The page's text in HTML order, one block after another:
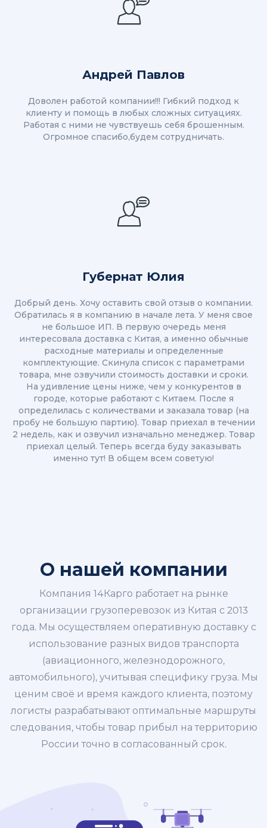
Андрей Павлов
Доволен работой компании!!! Гибкий подход к
клиенту и помощь в любых сложных ситуациях.
Работая с ними не чувствуешь себя брошенным.
Огромное спасибо,будем сотрудничать.
Губернат Юлия
Добрый день. Хочу оставить свой отзыв о компании.
Обратилась я в компанию в начале лета. У меня свое
не большое ИП. В первую очередь меня
интересовала доставка с Китая, а именно обычные
расходные материалы и определенные
комплектующие. Скинула список с параметрами
товара, мне озвучили стоимость доставки и сроки.
На удивление цены ниже, чем у конкурентов в
городе, которые работают с Китаем. После я
определилась с количествами и заказала товар (на
пробу не большую партию). Товар приехал в течении
2 недель, как и озвучил изначально менеджер. Товар
приехал целый. Теперь всегда буду заказывать
именно тут! В общем всем советую!
О нашей компании
Компания 14Карго работает на рынке
организации грузоперевозок из Китая с 2013
года. Мы осуществляем оперативную доставку с
использование разных видов транспорта
(авиационного, железнодорожного,
автомобильного), учитывая специфику груза. Мы
ценим своё и время каждого клиента, поэтому
логисты разрабатывают оптимальные маршруты
следования, чтобы товар прибыл на территорию
России точно в согласованный срок.